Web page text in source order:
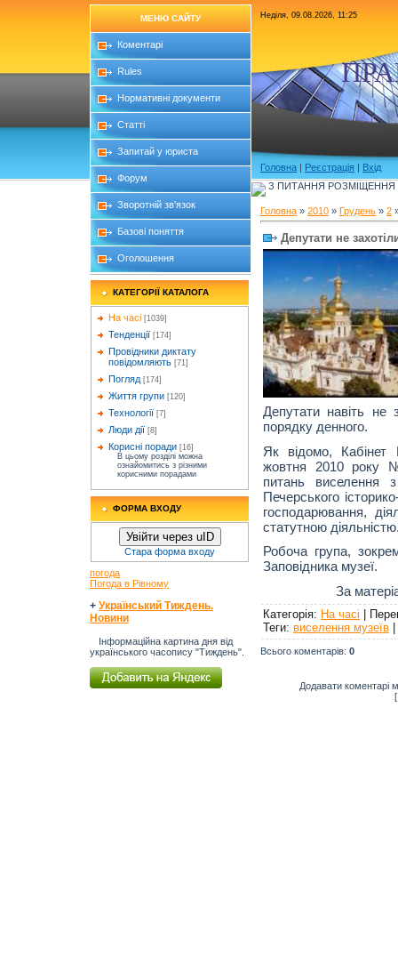
МЕНЮ САЙТУ
Коментарі
Rules
Нормативні документи
Статті
Запитай у юриста
Форум
Зворотній зв'язок
Базові поняття
Оголошення
КАТЕГОРІЇ КАТАЛОГА
На часі [1039]
Тенденції [174]
Провідники диктату
повідомляють [71]
Погляд [174]
Життя групи [120]
Технології [7]
Люди дії [8]
Корисні поради [16]
В цьому розділі можна
ознайомитись з різними
корисними порадами
ФОРМА ВХОДУ
Увійти через uID
Стара форма входу
погода
Погода в Рівному
+ Український Тиждень.
Новини
Інформаційна картина дня від
українського часопису "Тиждень".
Неділя, 09.08.2026, 11:25
Головна | Реєстрація | Вхід
З ПИТАННЯ РОЗМІЩЕННЯ
Головна » 2010 » Грудень » 2
Депутати не
Депутати навіть не
порядку денного.
Як відомо, Кабінет
жовтня 2010 року
питань виселення з
Печерського
господарювання,
статутною
Робоча група,
Заповідника музеї.
За
Категорія: На часі |
Теги: виселення музеїв |
Всього коментарів: 0
Додавати коментарі